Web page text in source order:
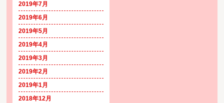
2019年7月
2019年6月
2019年5月
2019年4月
2019年3月
2019年2月
2019年1月
2018年12月